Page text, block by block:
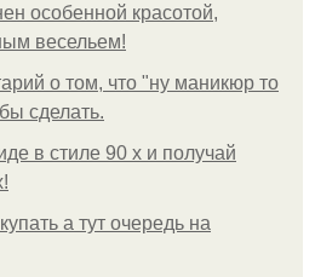
особенной красотой,
весельем!
о том, что "ну маникюр то
сделать.
в стиле 90 х и получай
а тут очередь на